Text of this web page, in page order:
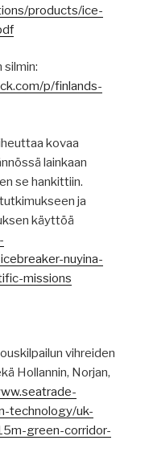
products/ice-
silmin:
p/finlands-
kovaa
lainkaan
se hankittiin.
ja
käyttöä
nuyina-
missions
vihreiden
Hollannin, Norjan,
technology/uk-
green-corridor-